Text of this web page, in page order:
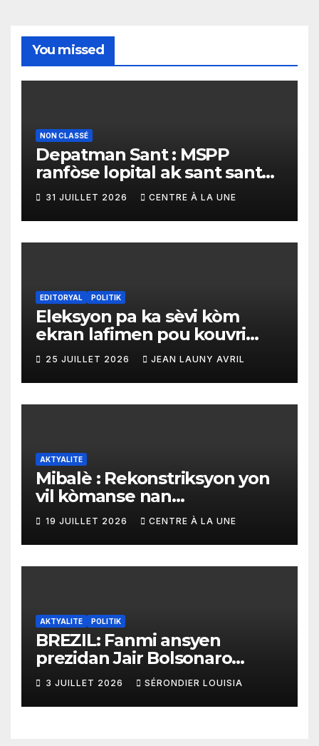
You missed
NON CLASSÉ
Depatman Sant : MSPP
ranfòse lopital ak sant sante
yo ak yon enpòtan kagezon
materyèl medikal
31 JUILLET 2026 CENTRE À LA UNE
EDITORYAL POLITIK
Eleksyon pa ka sèvi kòm
ekran lafimen pou kouvri
echèk tranzisyon an
25 JUILLET 2026 JEAN LAUNY AVRIL
AKTYALITE
Mibalè : Rekonstriksyon yon
vil kòmanse nan
rekonstriksyon lespri moun
yo
19 JUILLET 2026 CENTRE À LA UNE
AKTYALITE POLITIK
BREZIL: Fanmi ansyen
prezidan Jair Bolsonaro
mande gouvènman
ameriken an ogmante taks
sou tout pwodui Brezil ap
3 JUILLET 2026 SÉRONDIER LOUISIA